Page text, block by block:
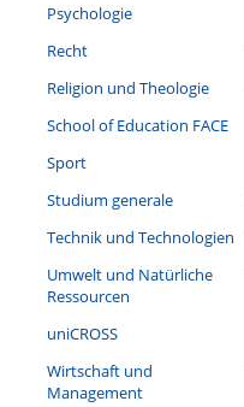
Psychologie
Recht
Religion und Theologie
School of Education FACE
Sport
Studium generale
Technik und Technologien
Umwelt und Natürliche
Ressourcen
uniCROSS
Wirtschaft und
Management